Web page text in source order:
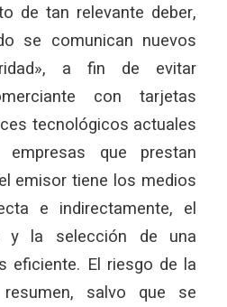
de tan relevante deber,
se comunican nuevos
a fin de evitar
con tarjetas
tecnológicos actuales
que prestan
emisor tiene los medios
e indirectamente, el
y la selección de una
eficiente. El riesgo de la
salvo que se